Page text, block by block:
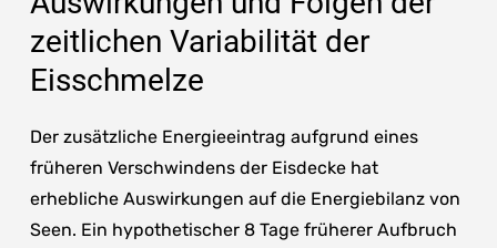
zeitlichen Variabilität der
Eisschmelze
Der zusätzliche Energieeintrag aufgrund eines
früheren Verschwindens der Eisdecke hat
erhebliche Auswirkungen auf die Energiebilanz von
Seen. Ein hypothetischer 8 Tage früherer Aufbruch